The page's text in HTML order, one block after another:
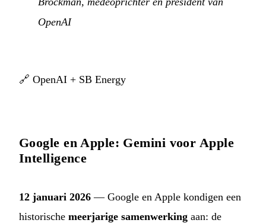
OpenAI
🔗 OpenAI + SB Energy
Google en Apple: Gemini voor Apple
Intelligence
12 januari 2026 — Google en Apple kondigen een
historische meerjarige samenwerking aan: de